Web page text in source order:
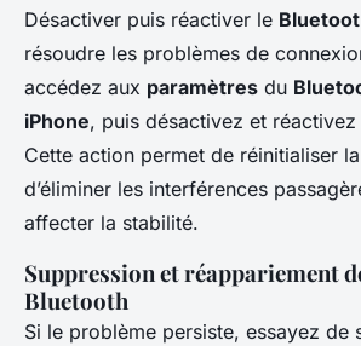
Désactiver puis réactiver le
résoudre les problèmes de
accédez aux paramètres du
iPhone, puis désactivez et réactivez
Cette action permet de réinitialiser
d’éliminer les interférences
affecter la stabilité.
Suppression et réappariement
Bluetooth
Si le problème persiste, essayez de